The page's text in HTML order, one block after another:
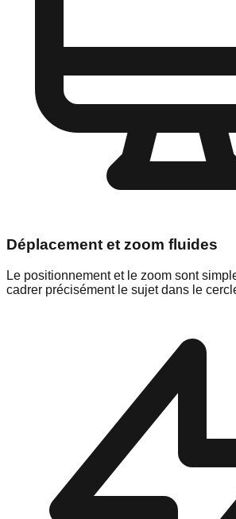
Déplacement et zoom fluides
Le positionnement et le zoom sont
cadrer précisément le sujet dans le